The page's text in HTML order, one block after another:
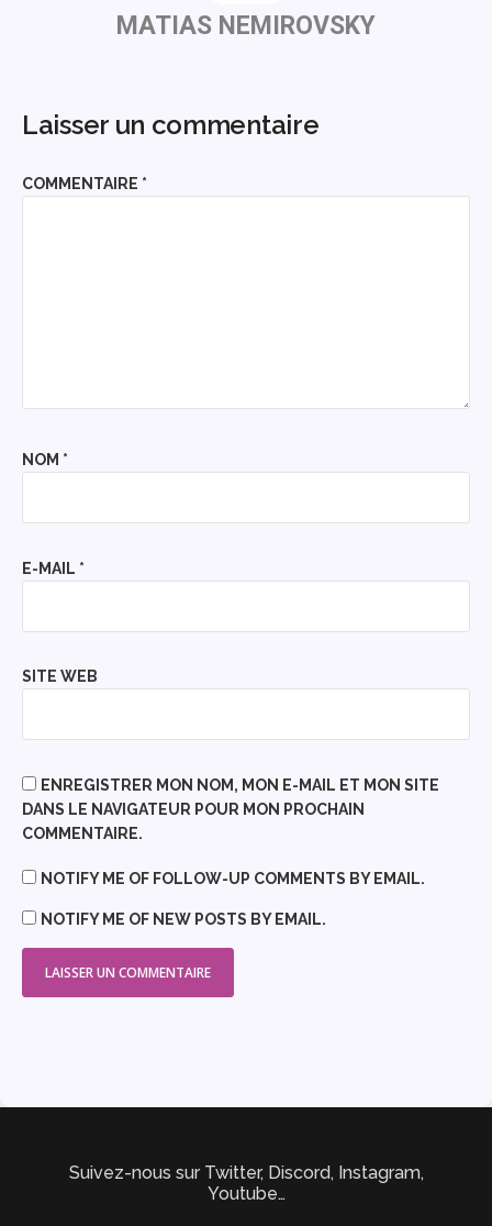
MATIAS NEMIROVSKY
Laisser un commentaire
COMMENTAIRE *
NOM *
E-MAIL *
SITE WEB
ENREGISTRER MON NOM, MON E-MAIL ET MON SITE
DANS LE NAVIGATEUR POUR MON PROCHAIN
COMMENTAIRE.
NOTIFY ME OF FOLLOW-UP COMMENTS BY EMAIL.
NOTIFY ME OF NEW POSTS BY EMAIL.
Suivez-nous sur Twitter, Discord, Instagram,
Youtube…